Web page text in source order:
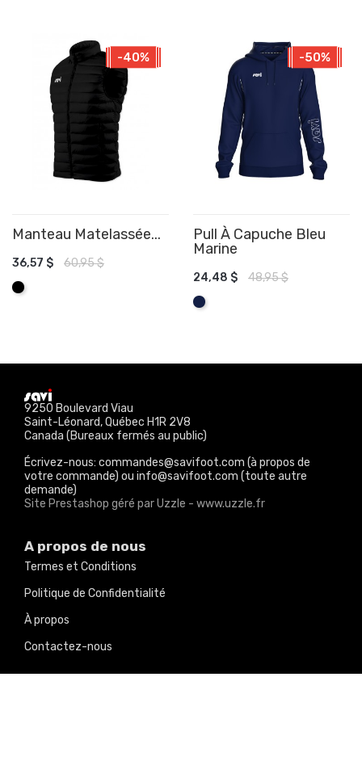
-40%
Manteau Matelassée...
36,57 $
60,95 $
Noir
AJOUTER AU PANIER
-50%
Pull À Capuche Bleu
Marine
24,48 $
48,95 $
Marine
AJOUTER AU PANIER
9250 Boulevard Viau
Saint-Léonard, Québec H1R 2V8
Canada (Bureaux fermés au public)
Écrivez-nous: commandes@savifoot.com (à propos de
votre commande) ou info@savifoot.com (toute autre
demande)
Site Prestashop géré par Uzzle - www.uzzle.fr
A propos de nous
Termes et Conditions
Politique de Confidentialité
À propos
Contactez-nous